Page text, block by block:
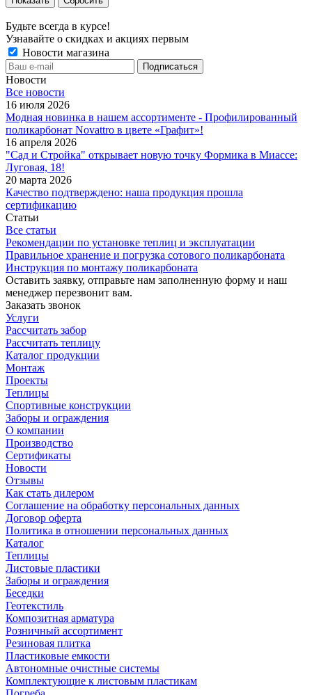
Будьте всегда в курсе!
Узнавайте о скидках и акциях первым
Новости магазина
Новости
Все новости
16 июля 2026
Модная новинка в нашем ассортименте - Профилированный
поликарбонат Novattro в цвете «Графит»!
16 апреля 2026
"Сад и Стройка" открывает новую точку Формика в Миассе:
Луговая, 18!
20 марта 2026
Качество подтверждено: наша продукция прошла
сертификацию
Статьи
Все статьи
Рекомендации по установке теплиц и эксплуатации
Правильное хранение и погрузка сотового поликарбоната
Инструкция по монтажу поликарбоната
Оставить заявку, отправьте нам заполненную форму и наш
менеджер перезвонит вам.
Заказать звонок
Услуги
Рассчитать забор
Рассчитать теплицу
Каталог продукции
Монтаж
Проекты
Теплицы
Спортивные конструкции
Заборы и ограждения
О компании
Производство
Сертификаты
Новости
Отзывы
Как стать дилером
Соглашение на обработку персональных данных
Договор оферта
Политика в отношении персональных данных
Каталог
Теплицы
Листовые пластики
Заборы и ограждения
Беседки
Геотекстиль
Композитная арматура
Розничный ассортимент
Резиновая плитка
Пластиковые емкости
Автономные очистные системы
Комплектующие к листовым пластикам